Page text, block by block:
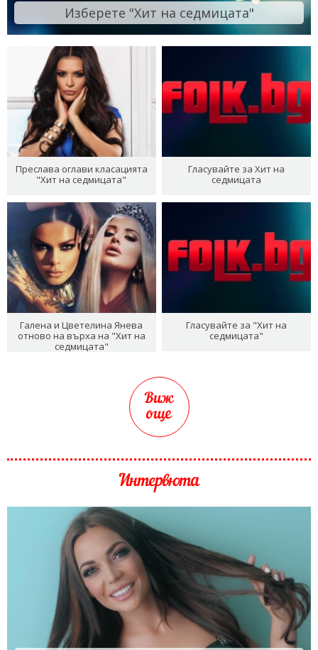
Изберете "Хит на седмицата"
Преслава оглави класацията
"Хит на седмицата"
Гласувайте за Хит на
седмицата
Галена и Цветелина Янева
отново на върха на "Хит на
седмицата"
Гласувайте за "Хит на
седмицата"
Виж
още
Интервюта